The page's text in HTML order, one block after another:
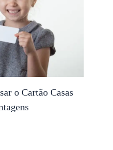
o Cartão Casas